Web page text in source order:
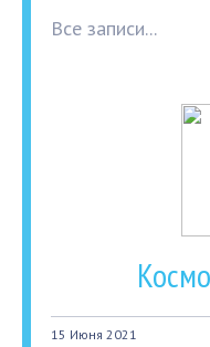
Все записи...
15 Июня 2021